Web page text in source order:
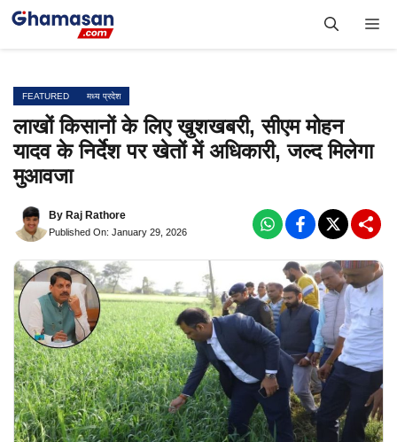
Skip
FEATURED मध्य प्रदेश
लाखों किसानों के लिए खुशखबरी, सीएम मोहन
यादव के निर्देश पर खेतों में अधिकारी, जल्द मिलेगा
मुआवजा
By Raj Rathore
Published On: January 29, 2026